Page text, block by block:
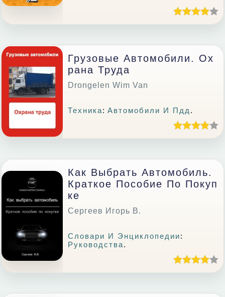
Грузовые Автомобили. Ох
Рана Труда
Drongelen Wim Van
Техника:Автомобили И Пдд .
Как Выбрать Автомобиль.
Краткое Пособие По Покуп
Ке
Сергеев Игорь В.
Словари И Энциклопедии:
Руководства.